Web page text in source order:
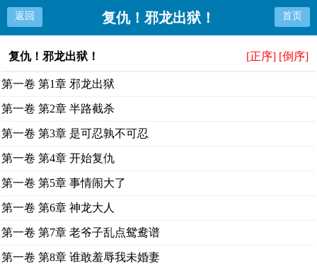
返回 复仇！邪龙出狱！ 首页
复仇！邪龙出狱！ [正序] [倒序]
第一卷 第1章 邪龙出狱
第一卷 第2章 半路截杀
第一卷 第3章 是可忍孰不可忍
第一卷 第4章 开始复仇
第一卷 第5章 事情闹大了
第一卷 第6章 神龙大人
第一卷 第7章 老爷子乱点鸳鸯谱
第一卷 第8章 谁敢羞辱我未婚妻